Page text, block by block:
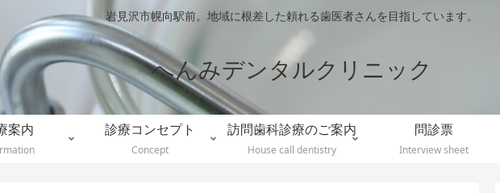
岩見沢市幌向駅前。地域に根差した頼れる歯医者さんを目指しています。
へんみデンタルクリニック
案内
診療コンセプト
Concept
訪問歯科診療のご案内
House call dentistry
問診票
Interview sheet